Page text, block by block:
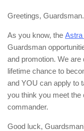
Greetings, Guardsman.
As you know, the Astra
Guardsman
and promotion. We are
lifetime chance to
and YOU can apply to
you think you meet the
commander.
Good luck,